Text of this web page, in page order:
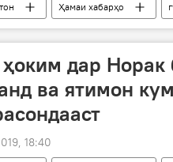
Ҳамаи хабарҳо
Суғд Рӯйдод, ҷиноят
дар Норак
ва ятимон
18:40